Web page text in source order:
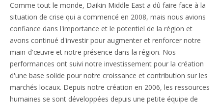
Comme tout le monde, Daikin Middle East a dû faire face à la
situation de crise qui a commencé en 2008, mais nous avions
confiance dans l'importance et le potentiel de la région et
avons continué d'investir pour augmenter et renforcer notre
main-d'œuvre et notre présence dans la région. Nos
performances ont suivi notre investissement pour la création
d'une base solide pour notre croissance et contribution sur les
marchés locaux. Depuis notre création en 2006, les ressources
humaines se sont développées depuis une petite équipe de